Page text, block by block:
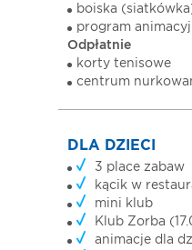
boiska
program
Odpłatnie
korty tenisowe
centrum
DLA DZIECI
3 place zabaw
kącik w
mini klub
Klub Zorba
animacje dla